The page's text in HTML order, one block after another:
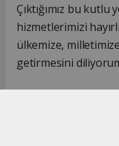
Çıktığımız bu
hizmetlerimizi
ülkemize,
getirmesini